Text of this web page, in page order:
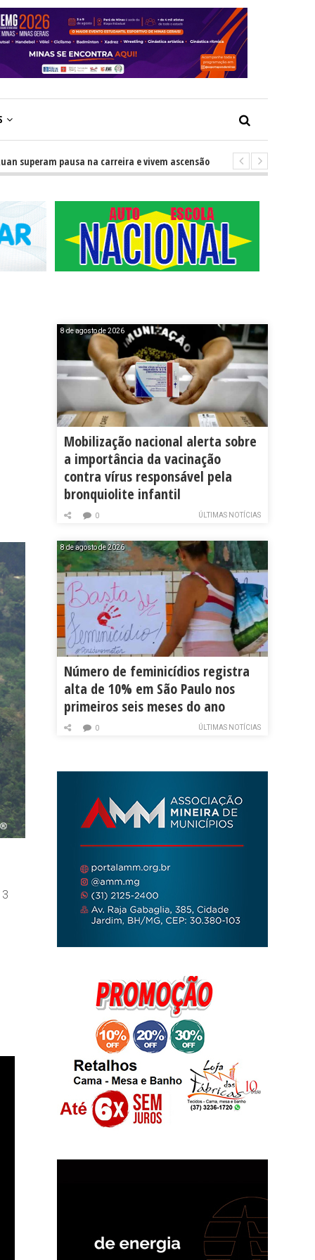
pausa na carreira e vivem ascensão no cenário sertanejo
8 de agosto de 2026
Mobilização nacional alerta sobre
a importância da vacinação
contra vírus responsável pela
bronquiolite infantil
ÚLTIMAS NOTÍCIAS
0
8 de agosto de 2026
Número de feminicídios registra
alta de 10% em São Paulo nos
primeiros seis meses do ano
ÚLTIMAS NOTÍCIAS
0